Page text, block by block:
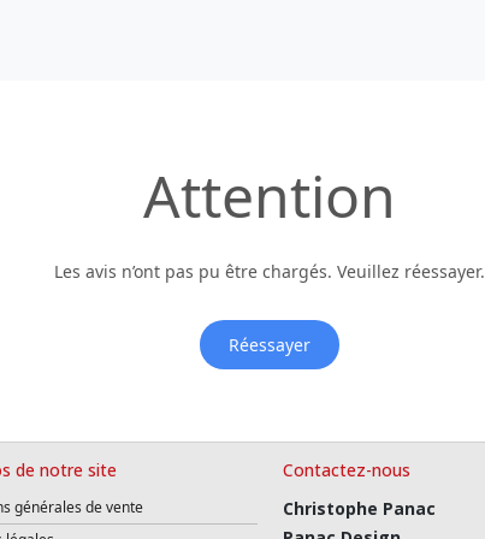
Attention
Les avis n’ont pas pu être chargés. Veuillez réessayer.
Réessayer
de notre site
générales de vente
Contactez-nous
Christophe Panac